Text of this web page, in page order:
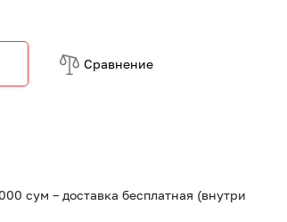
Cравнение
сум – доставка бесплатная (внутри